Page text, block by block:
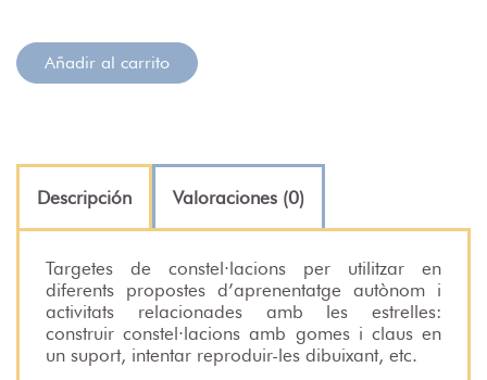
Añadir al carrito
Descripción Valoraciones (0)
Targetes de constel·lacions per utilitzar en
diferents propostes d’aprenentatge autònom i
activitats relacionades amb les estrelles:
construir constel·lacions amb gomes i claus en
un suport, intentar reproduir-les dibuixant, etc.